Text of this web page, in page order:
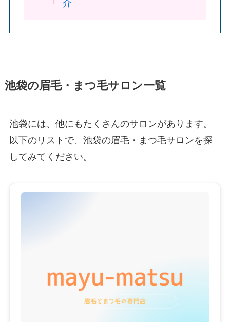
介
池袋の眉毛・まつ毛サロン一覧
池袋には、他にもたくさんのサロンがあります。
以下のリストで、池袋の眉毛・まつ毛サロンを探
してみてください。